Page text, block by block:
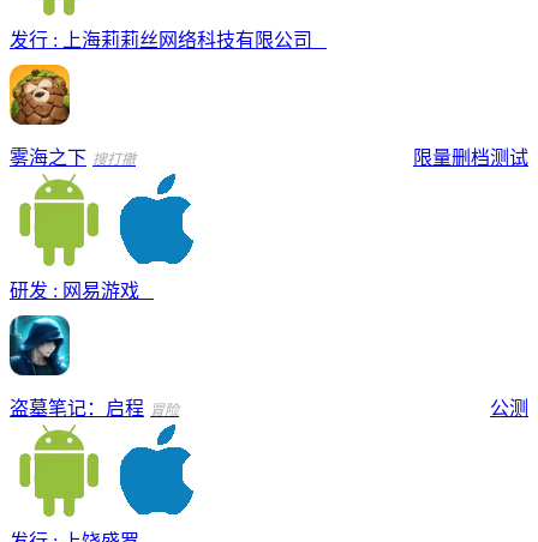
发行 : 上海莉莉丝网络科技有限公司
雾海之下 搜打撤 限量删档测试
研发 : 网易游戏
盗墓笔记：启程 冒险 公测